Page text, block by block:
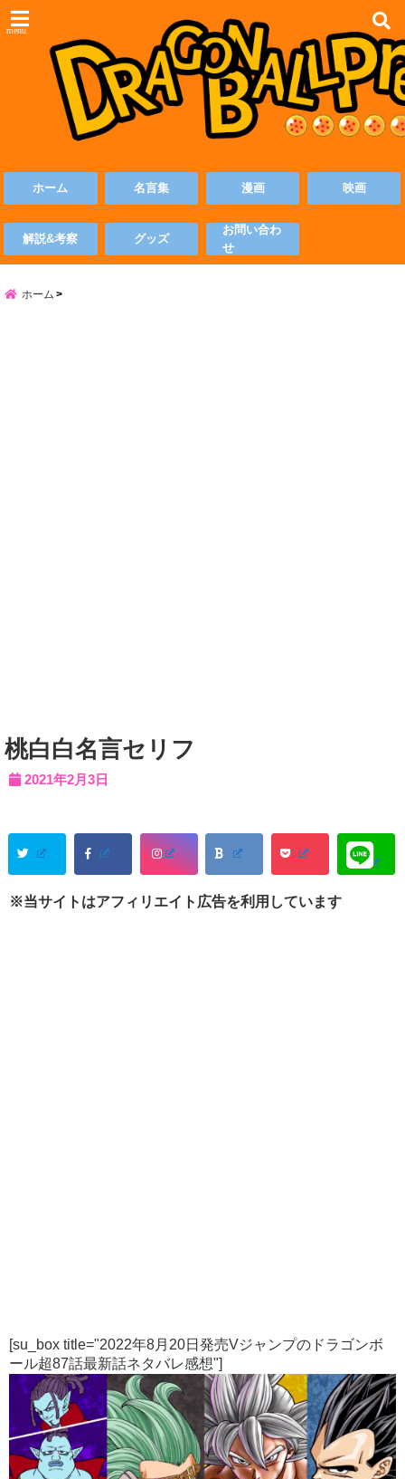
menu
ホーム 名言集 漫画 映画
解説&考察 グッズ
お問い合わ
せ
ホーム
桃白白名言セリフ
2021年2月3日
※当サイトはアフィリエイト広告を利用しています
[su_box title="2022年8月20日発売Vジャンプのドラゴンボ
ール超87話最新話ネタバレ感想"]